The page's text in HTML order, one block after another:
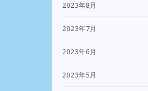
2023年8月
2023年7月
2023年6月
2023年5月